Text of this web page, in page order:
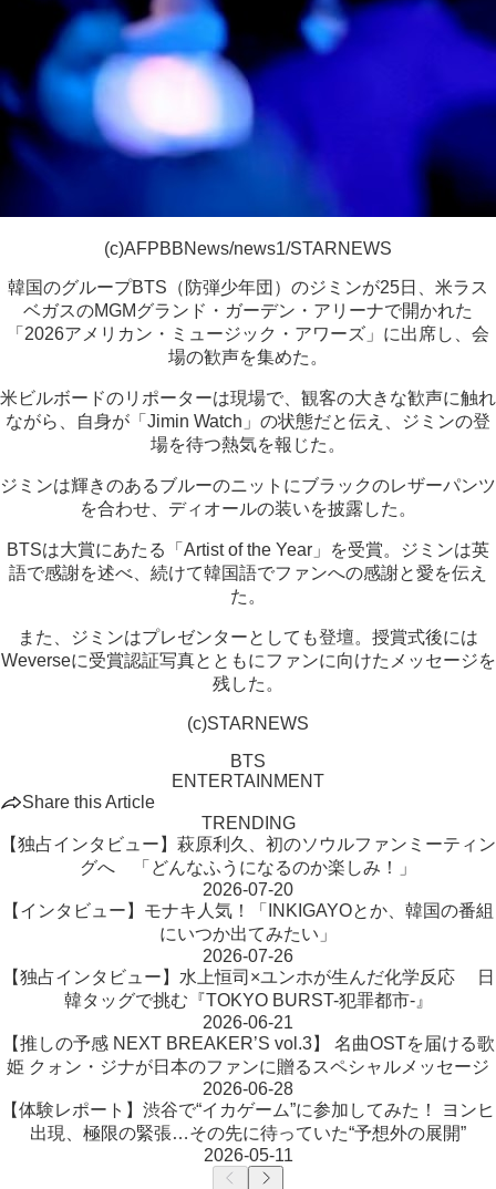
(c)AFPBBNews/news1/STARNEWS
韓国のグループBTS（防弾少年団）のジミンが25日、米ラス
ベガスのMGMグランド・ガーデン・アリーナで開かれた
「2026アメリカン・ミュージック・アワーズ」に出席し、会
場の歓声を集めた。
米ビルボードのリポーターは現場で、観客の大きな歓声に触れ
ながら、自身が「Jimin Watch」の状態だと伝え、ジミンの登
場を待つ熱気を報じた。
ジミンは輝きのあるブルーのニットにブラックのレザーパンツ
を合わせ、ディオールの装いを披露した。
BTSは大賞にあたる「Artist of the Year」を受賞。ジミンは英
語で感謝を述べ、続けて韓国語でファンへの感謝と愛を伝え
た。
また、ジミンはプレゼンターとしても登壇。授賞式後には
Weverseに受賞認証写真とともにファンに向けたメッセージを
残した。
(c)STARNEWS
BTS
ENTERTAINMENT
Share this Article
TRENDING
【独占インタビュー】萩原利久、初のソウルファンミーティン
グへ 「どんなふうになるのか楽しみ！」
2026-07-20
【インタビュー】モナキ人気！「INKIGAYOとか、韓国の番組
にいつか出てみたい」
2026-07-26
【独占インタビュー】水上恒司×ユンホが生んだ化学反応 日
韓タッグで挑む『TOKYO BURST-犯罪都市-』
2026-06-21
【推しの予感 NEXT BREAKER’S vol.3】 名曲OSTを届ける歌
姫 クォン・ジナが日本のファンに贈るスペシャルメッセージ
2026-06-28
【体験レポート】渋谷で“イカゲーム”に参加してみた！ ヨンヒ
出現、極限の緊張…その先に待っていた“予想外の展開”
2026-05-11